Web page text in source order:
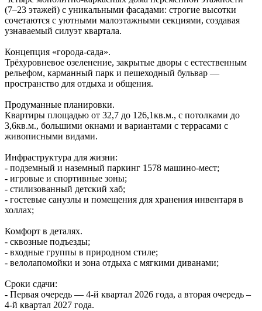
(7–23 этажей) с уникальными фасадами: строгие высотки
сочетаются с уютными малоэтажными секциями, создавая
узнаваемый силуэт квартала.
Концепция «города‑сада».
Трёхуровневое озеленение, закрытые дворы с естественным
рельефом, карманный парк и пешеходный бульвар —
пространство для отдыха и общения.
Продуманные планировки.
Квартиры площадью от 32,7 до 126,1кв.м., с потолками до
3,6кв.м., большими окнами и вариантами с террасами с
живописными видами.
Инфраструктура для жизни:
- подземный и наземный паркинг 1578 машино‑мест;
- игровые и спортивные зоны;
- стилизованный детский хаб;
- гостевые санузлы и помещения для хранения инвентаря в
холлах;
Комфорт в деталях.
- сквозные подъезды;
- входные группы в природном стиле;
- велолапомойки и зона отдыха с мягкими диванами;
Сроки сдачи:
- Первая очередь — 4‑й квартал 2026 года, а вторая очередь –
4-й квартал 2027 года.